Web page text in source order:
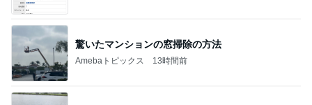
驚いたマンションの窓掃除の方法
Amebaトピックス 13時間前